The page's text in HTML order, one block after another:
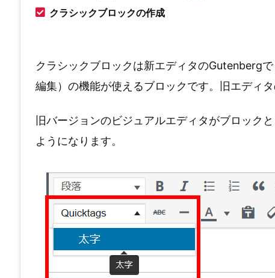
クラシックブロックの作成
クラシックブロックは新エディタのGutenberg
編集）の機能が使えるブロックです。旧エディ
旧バージョンのビジュアルエディタがブロック
ようになります。